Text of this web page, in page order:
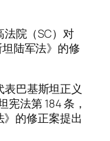
法院（SC）对
陆军法》的修
表巴基斯坦正义
宪法第 184 条，
》的修正案提出